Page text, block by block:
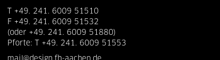
T +49. 241. 6009 51510
F +49. 241. 6009 51532
(oder +49. 241. 6009 51880)
Pforte: T +49. 241. 6009 51553
mail@design.fh-aachen.de